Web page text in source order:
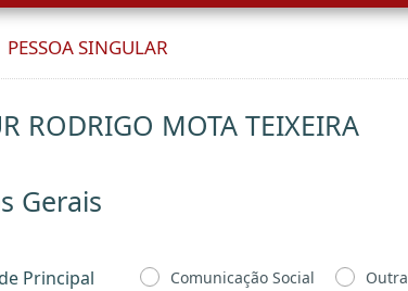
PESSOA SINGULAR
RODRIGO MOTA TEIXEIRA
Gerais
Principal Comunicação Social Outra